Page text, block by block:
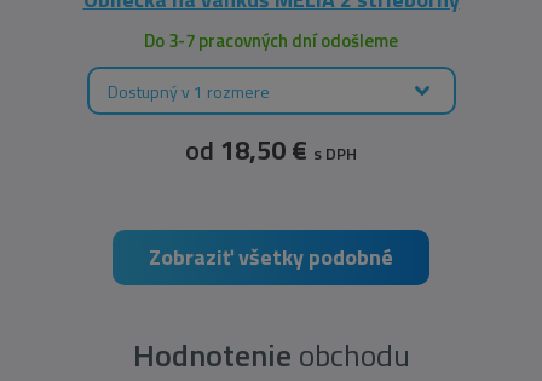
Do 3-7 pracovných dní odošleme
Dostupný v 1 rozmere
od 18,50 € s DPH
Zobraziť všetky podobné
Hodnotenie obchodu